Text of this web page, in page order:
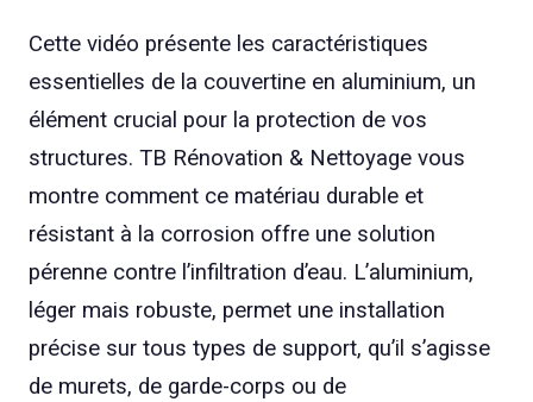
Cette vidéo présente les caractéristiques
essentielles de la couvertine en aluminium, un
élément crucial pour la protection de vos
structures. TB Rénovation & Nettoyage vous
montre comment ce matériau durable et
résistant à la corrosion offre une solution
pérenne contre l’infiltration d’eau. L’aluminium,
léger mais robuste, permet une installation
précise sur tous types de support, qu’il s’agisse
de murets, de garde-corps ou de